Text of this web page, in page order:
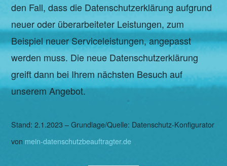
den Fall, dass die Datenschutzerklärung aufgrund
neuer oder überarbeiteter Leistungen, zum
Beispiel neuer Serviceleistungen, angepasst
werden muss. Die neue Datenschutzerklärung
greift dann bei Ihrem nächsten Besuch auf
unserem Angebot.
Stand: 2.1.2023 – Grundlage/Quelle: Datenschutz-Konfigurator
von mein-datenschutzbeauftragter.de